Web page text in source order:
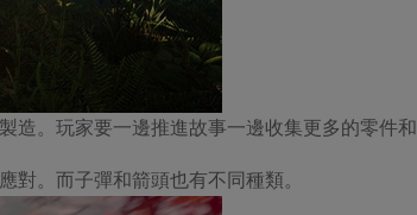
造。玩家要一邊推進故事一邊收集更多的零件和
對。而子彈和箭頭也有不同種類。